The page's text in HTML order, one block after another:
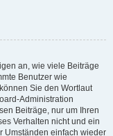
an, wie viele Beiträge
Benutzer wie
Sie den Wortlaut
Administration
Beiträge, nur um Ihren
Verhalten nicht und ein
Umständen einfach wieder